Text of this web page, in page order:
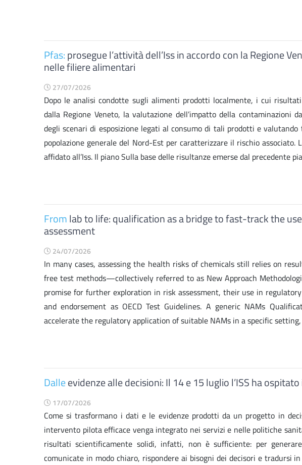
Pfas:prosegue l’attività dell’Iss in accordo con la Regione
nelle filiere alimentari
27/07/2026
Dopo le analisi condotte sugli alimenti prodotti localmente, i cui
dalla Regione Veneto, la valutazione dell’impatto della contaminazioni
degli scenari di esposizione legati al consumo di tali prodotti e
popolazione generale del Nord-Est per caratterizzare il rischio
affidato all’Iss. Il piano Sulla base delle risultanze emerse dal precedente
Fromlab to life: qualification as a bridge to fast-track the
assessment
24/07/2026
In many cases, assessing the health risks of chemicals still relies on
free test methods—collectively referred to as New Approach
promise for further exploration in risk assessment, their use in
and endorsement as OECD Test Guidelines. A generic NAMs
accelerate the regulatory application of suitable NAMs in a specific
Dalleevidenze alle decisioni: Il 14 e 15 luglio l’ISS ha
17/07/2026
Come si trasformano i dati e le evidenze prodotti da un progetto in
intervento pilota efficace venga integrato nei servizi e nelle politiche
risultati scientificamente solidi, infatti, non è sufficiente: per
comunicate in modo chiaro, rispondere ai bisogni dei decisori e tradursi